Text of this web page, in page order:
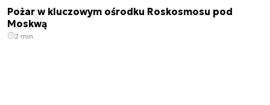
Pożar w kluczowym ośrodku Roskosmosu pod
Moskwą
2 min.